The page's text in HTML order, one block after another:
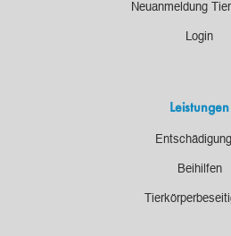
Neuanmeldung
Login
Leistungen
Beihilfen